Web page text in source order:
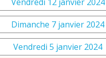
Dimanche 7 janvier 2024
Vendredi 5 janvier 2024